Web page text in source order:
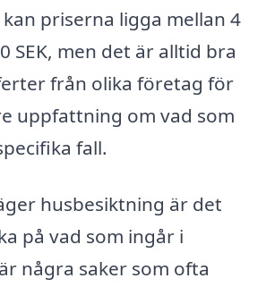
priserna ligga mellan 4
SEK, men det är alltid bra
från olika företag för
uppfattning om vad som
fall.
husbesiktning är det
på vad som ingår i
några saker som ofta